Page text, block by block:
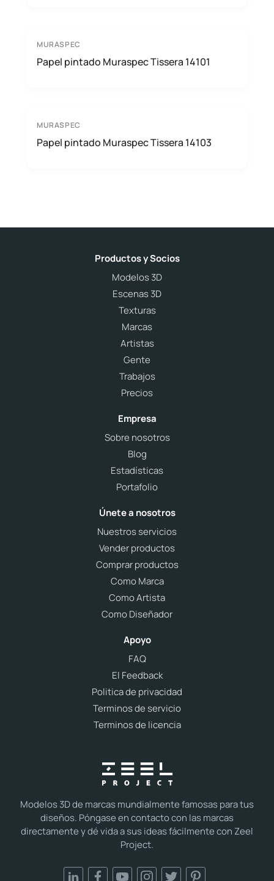
MURASPEC
Papel pintado Muraspec Tissera 14101
MURASPEC
Papel pintado Muraspec Tissera 14103
Modelos 3D de marcas mundialmente famosas para tus
diseños. Póngase en contacto con las marcas
directamente y dé vida a sus ideas fácilmente con Zeel
Project.
Productos y Socios
Modelos 3D
Escenas 3D
Texturas
Marcas
Artistas
Gente
Trabajos
Precios
Empresa
Sobre nosotros
Blog
Estadísticas
Portafolio
Únete a nosotros
Nuestros servicios
Vender productos
Comprar productos
Como Marca
Como Artista
Como Diseñador
Apoyo
FAQ
El Feedback
Politica de privacidad
Terminos de servicio
Terminos de licencia